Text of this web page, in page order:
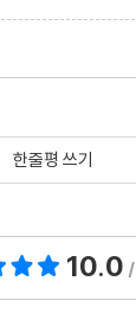
한줄평 쓰기
10.0